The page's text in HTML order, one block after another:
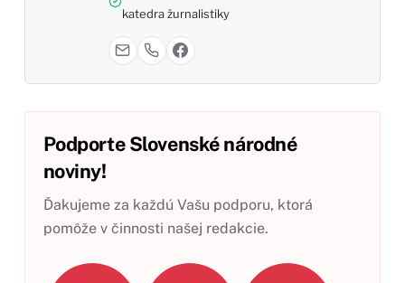
katedra žurnalistiky
Podporte Slovenské národné
noviny!
Ďakujeme za každú Vašu podporu, ktorá
pomôže v činnosti našej redakcie.